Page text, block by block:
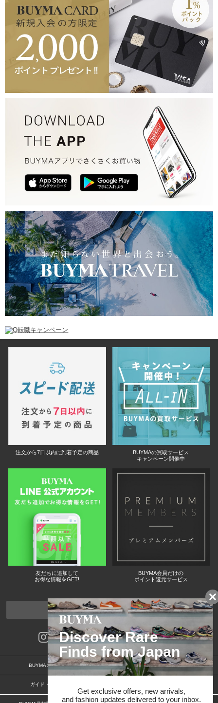
注文から7日以内に到着予定の商品
BUYMAの買取サービス
キャンペーン開催中
友だちに追加して
お得な情報をGET!
BUYMA会員だけの
ポイント還元サービス
ページトップへ
BUYMAスタートガイド 安心への取り組み
ガイド・お問い合わせ